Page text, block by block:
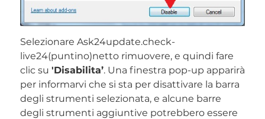
Selezionare Ask24update.check-
live24(puntino)netto rimuovere, e quindi fare
clic su 'Disabilita’. Una finestra pop-up apparirà
per informarvi che si sta per disattivare la barra
degli strumenti selezionata, e alcune barre
degli strumenti aggiuntive potrebbero essere